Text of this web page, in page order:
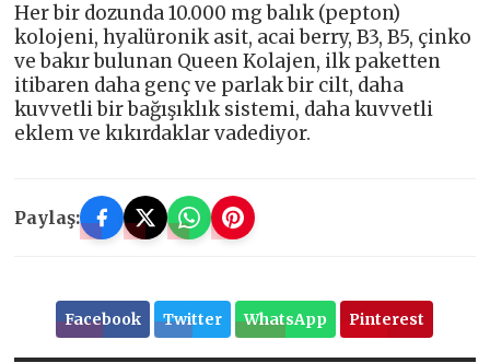
Her bir dozunda 10.000 mg balık (pepton)
kolojeni, hyalüronik asit, acai berry, B3, B5, çinko
ve bakır bulunan Queen Kolajen, ilk paketten
itibaren daha genç ve parlak bir cilt, daha
kuvvetli bir bağışıklık sistemi, daha kuvvetli
eklem ve kıkırdaklar vadediyor.
Paylaş:
Facebook Twitter WhatsApp Pinterest